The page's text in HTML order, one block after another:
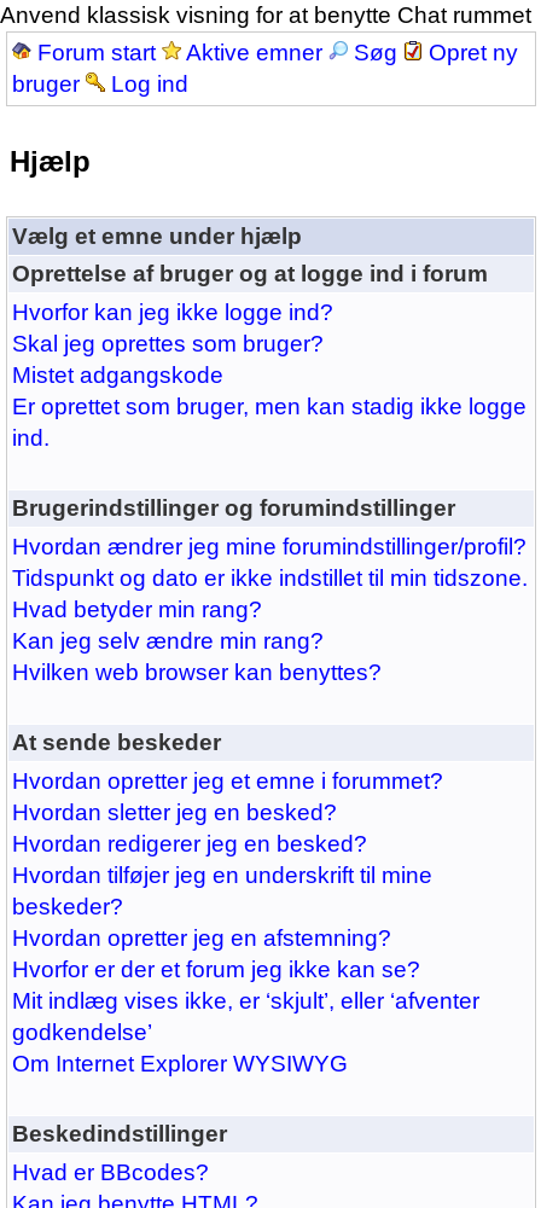
Anvend klassisk visning for at benytte Chat rummet
Forum start
Aktive emner Søg
Opret ny
bruger
Log ind
Hjælp
Vælg et emne under hjælp
Oprettelse af bruger og at logge ind i forum
Hvorfor kan jeg ikke logge ind?
Skal jeg oprettes som bruger?
Mistet adgangskode
Er oprettet som bruger, men kan stadig ikke logge
ind.
Brugerindstillinger og forumindstillinger
Hvordan ændrer jeg mine forumindstillinger/profil?
Tidspunkt og dato er ikke indstillet til min tidszone.
Hvad betyder min rang?
Kan jeg selv ændre min rang?
Hvilken web browser kan benyttes?
At sende beskeder
Hvordan opretter jeg et emne i forummet?
Hvordan sletter jeg en besked?
Hvordan redigerer jeg en besked?
Hvordan tilføjer jeg en underskrift til mine
beskeder?
Hvordan opretter jeg en afstemning?
Hvorfor er der et forum jeg ikke kan se?
Mit indlæg vises ikke, er ‘skjult’, eller ‘afventer
godkendelse’
Om Internet Explorer WYSIWYG
Beskedindstillinger
Hvad er BBcodes?